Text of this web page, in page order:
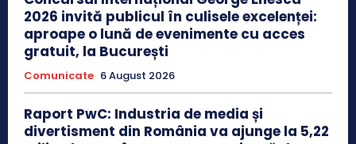
2026 invită publicul în culisele excelenței:
aproape o lună de evenimente cu acces
gratuit, la București
Comunicate 6 August 2026
Raport PwC: Industria de media și
divertisment din România va ajunge la 5,22